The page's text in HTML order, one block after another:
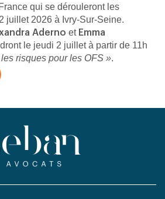
qui se dérouleront les
juillet 2026 à Ivry-Sur-Seine.
Aderno et Emma
le jeudi 2 juillet à partir de 11h
risques pour les OFS ».